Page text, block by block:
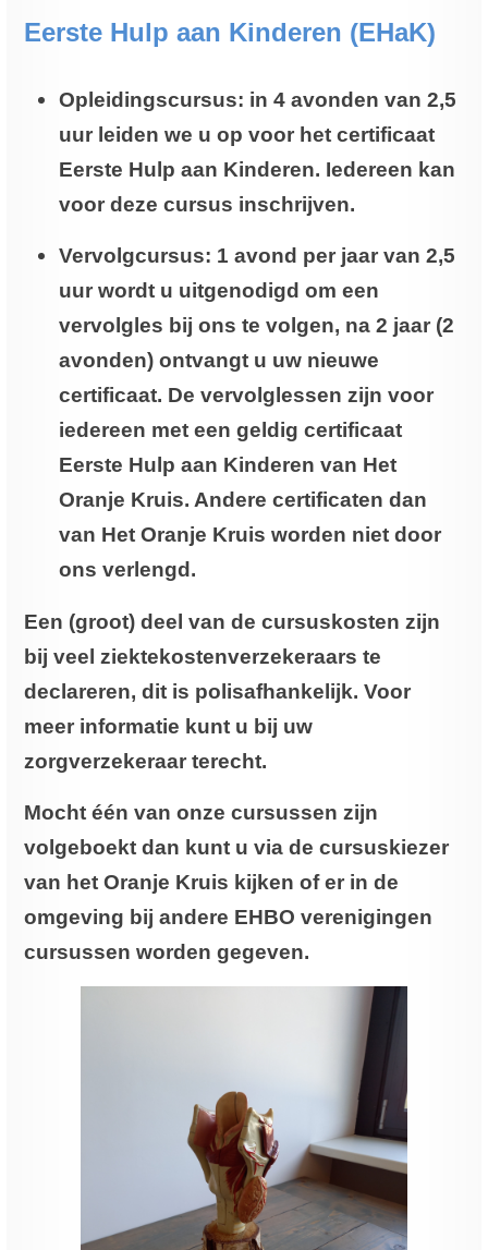
Eerste Hulp aan Kinderen (EHaK)
Opleidingscursus: in 4 avonden van 2,5
uur leiden we u op voor het certificaat
Eerste Hulp aan Kinderen. Iedereen kan
voor deze cursus inschrijven.
Vervolgcursus: 1 avond per jaar van 2,5
uur wordt u uitgenodigd om een
vervolgles bij ons te volgen, na 2 jaar (2
avonden) ontvangt u uw nieuwe
certificaat. De vervolglessen zijn voor
iedereen met een geldig certificaat
Eerste Hulp aan Kinderen van Het
Oranje Kruis. Andere certificaten dan
van Het Oranje Kruis worden niet door
ons verlengd.
Een (groot) deel van de cursuskosten zijn
bij veel ziektekostenverzekeraars te
declareren, dit is polisafhankelijk. Voor
meer informatie kunt u bij uw
zorgverzekeraar terecht.
Mocht één van onze cursussen zijn
volgeboekt dan kunt u via de cursuskiezer
van het Oranje Kruis kijken of er in de
omgeving bij andere EHBO verenigingen
cursussen worden gegeven.